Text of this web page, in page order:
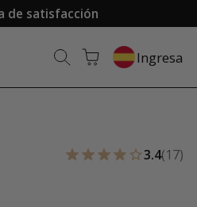
de satisfacción
Ingresa
3.4(17)